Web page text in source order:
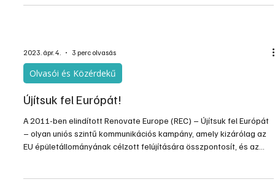
2023. ápr. 4. 3 perc olvasás
Olvasói és Közérdekű
Újítsuk fel Európát!
A 2011-ben elindított Renovate Europe (REC) – Újítsuk fel Európát
– olyan uniós szintű kommunikációs kampány, amely kizárólag az
EU épületállományának célzott felújítására összpontosít, és az